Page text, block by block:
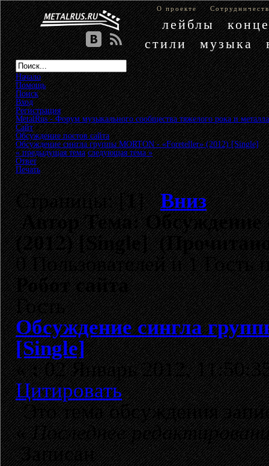
О проекте
лейблы
стили
музыка
Начало
Помощь
Поиск
Вход
Регистрация
MetalRus - Форум музыкального сообщества тяжелого рока и металла
Сайт»
Обсуждение постов сайта»
Обсуждение сингла группы MORTON - «Foreteller» (2012) [Single]
« предыдущая тема следующая тема »
Ответ
Печать
Страницы: [1]Вниз
АвторТема: Обсуждение
(2012) [Single]
0 Пользователей и 1 Гость
Робот сайта
Гость
Обсуждение сингла
[Single]
«:02 Январь 2012,
Цитировать
Это тема обсуждения
«Последнее
Записан